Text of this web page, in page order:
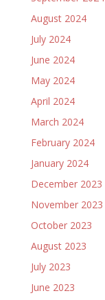
August 2024
July 2024
June 2024
May 2024
April 2024
March 2024
February 2024
January 2024
December 2023
November 2023
October 2023
August 2023
July 2023
June 2023